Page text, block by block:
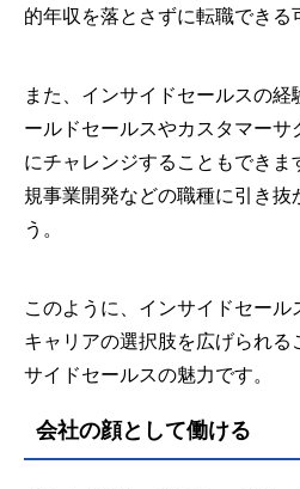
的年収を落とさずに転職できる
また、インサイドセールスの経
ールドセールスやカスタマー
にチャレンジすることもでき
規事業開発などの職種に引き抜
う。
このように、インサイドセール
キャリアの選択肢を広げられる
サイドセールスの魅力です。
会社の顔として働ける